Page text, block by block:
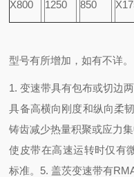
X800
1250
850
型号有所增加，如有不详。
1. 变速带具有包布或切边
具备高横向刚度和纵向柔
铸齿减少热量积聚或应力
使皮带在高速运转时仅有
标准。 5. 盖茨变速带有